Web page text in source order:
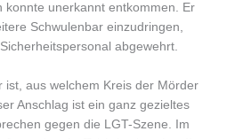
konnte unerkannt entkommen. Er
Schwulenbar einzudringen,
abgewehrt.
ist, aus welchem Kreis der Mörder
Anschlag ist ein ganz gezieltes
gegen die LGT-Szene. Im